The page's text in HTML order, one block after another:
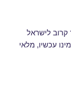
קרוב לישראל
של $358 בלבד. הזמינו עכשיו, מלאי
ביוני